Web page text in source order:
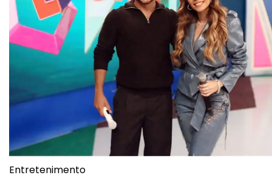
Entretenimento